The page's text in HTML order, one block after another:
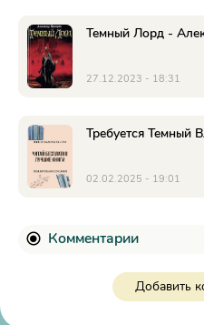
Темный Лорд -
27.12.2023 - 18:31
Требуется Темный
02.02.2025 - 19:01
Комментарии
Добавить